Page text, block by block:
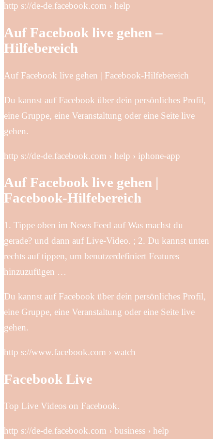
http s://de-de.facebook.com › help
Auf Facebook live gehen –
Hilfebereich
Auf Facebook live gehen | Facebook-Hilfebereich
Du kannst auf Facebook über dein persönliches Profil,
eine Gruppe, eine Veranstaltung oder eine Seite live
gehen.
http s://de-de.facebook.com › help › iphone-app
Auf Facebook live gehen |
Facebook-Hilfebereich
1. Tippe oben im News Feed auf Was machst du
gerade? und dann auf Live-Video. ; 2. Du kannst unten
rechts auf tippen, um benutzerdefiniert Features
hinzuzufügen …
Du kannst auf Facebook über dein persönliches Profil,
eine Gruppe, eine Veranstaltung oder eine Seite live
gehen.
http s://www.facebook.com › watch
Facebook Live
Top Live Videos on Facebook.
http s://de-de.facebook.com › business › help